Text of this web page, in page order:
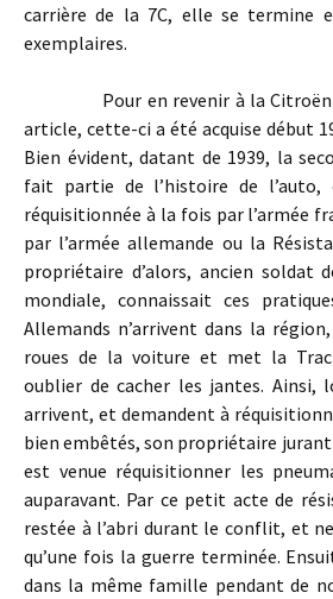
carrière de la 7C, elle se termine
exemplaires.
Pour en revenir à la Citroën
article, cette-ci a été acquise début
Bien évident, datant de 1939, la
fait partie de l’histoire de
réquisitionnée à la fois par l’armée
par l’armée allemande ou la
propriétaire d’alors, ancien soldat
mondiale, connaissait ces
Allemands n’arrivent dans la
roues de la voiture et met la
oublier de cacher les jantes. Ainsi,
arrivent, et demandent à
bien embêtés, son propriétaire jurant
est venue réquisitionner les
auparavant. Par ce petit acte de
restée à l’abri durant le conflit, et
qu’une fois la guerre terminée.
dans la même famille pendant de